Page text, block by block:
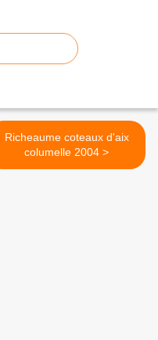
Richeaume coteaux d'aix
columelle 2004 >